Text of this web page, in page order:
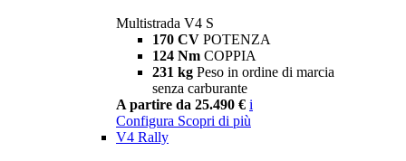
Multistrada V4 S
170 CV POTENZA
124 Nm COPPIA
231 kg Peso in ordine di marcia
senza carburante
A partire da 25.490 € i
Configura Scopri di più
V4 Rally